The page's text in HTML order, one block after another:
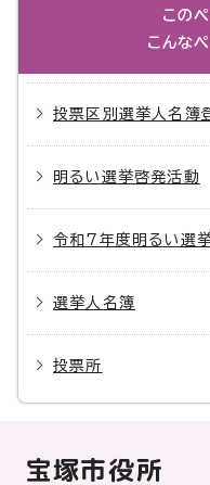
この
こんな
投票区別選挙人名簿
明るい選挙啓発活動
令和7年度明るい選
選挙人名簿
投票所
宝塚市役所